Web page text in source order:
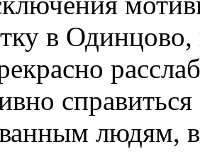
в Одинцово,
людям,